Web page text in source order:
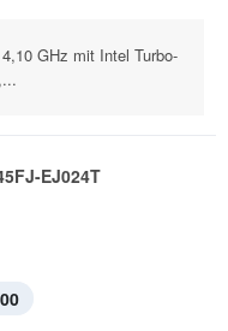
GHz mit Intel Turbo-
EJ024T